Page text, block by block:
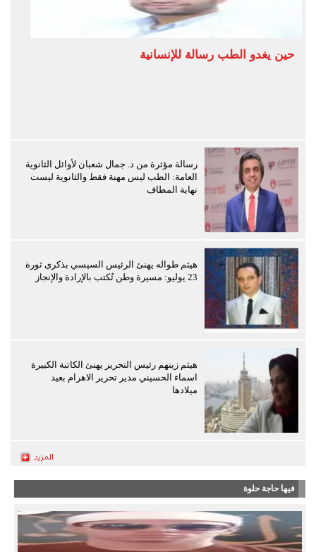
حين يغدو الطب رسالة للإنسانية
رسالة مؤثرة من د. جمال شعبان لأوائل الثانوية
العامة: الطب ليس مهنة فقط والثانوية ليست
نهاية المطاف
هيثم طواله يهنئ الرئيس السيسي بذكرى ثورة
23 يوليو: مسيرة وطن تُكتب بالإرادة والإنجاز
هيثم زينهم رئيس التحرير يهنئ الكاتبة الكبيرة
اسماء الحسيني مدير تحرير الاهرام بعيد
ميلادها
فيها حاجة حلوة